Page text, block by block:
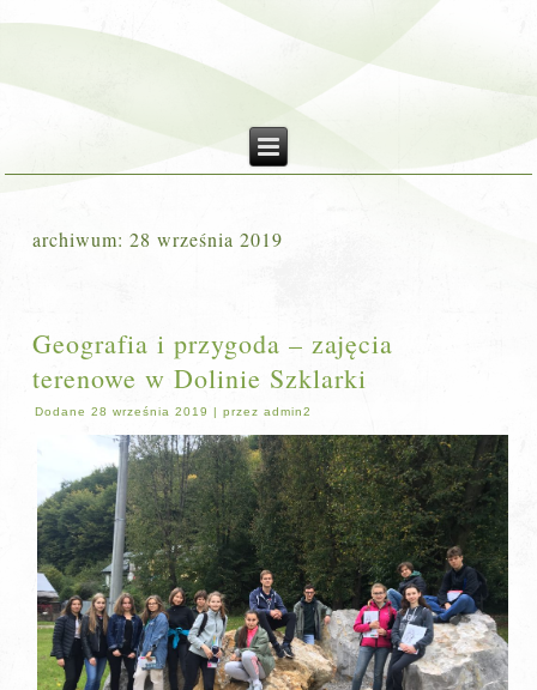
archiwum:28 września 2019
Geografia i przygoda – zajęcia
terenowe w Dolinie Szklarki
Dodane 28 września 2019 |przez admin2